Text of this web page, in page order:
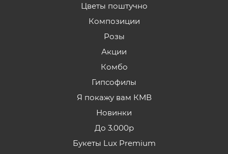
Цветы поштучно
Композиции
Розы
Акции
Комбо
Гипсофилы
Я покажу вам КМВ
Новинки
До 3.000р
Букеты Lux Premium